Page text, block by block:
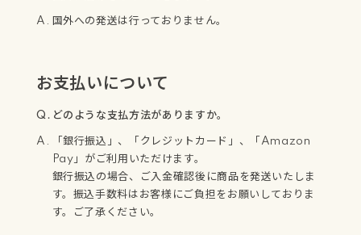
国外への発送は行っておりません。
お支払いについて
どのような支払方法がありますか。
「銀行振込」、「クレジットカード」、「Amazon
Pay」がご利用いただけます。
銀行振込の場合、ご入金確認後に商品を発送いたしま
す。振込手数料はお客様にご負担をお願いしておりま
す。ご了承ください。